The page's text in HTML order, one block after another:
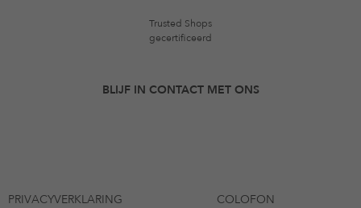
Trusted Shops
gecertificeerd
BLIJF IN CONTACT MET ONS
PRIVACYVERKLARING COLOFON